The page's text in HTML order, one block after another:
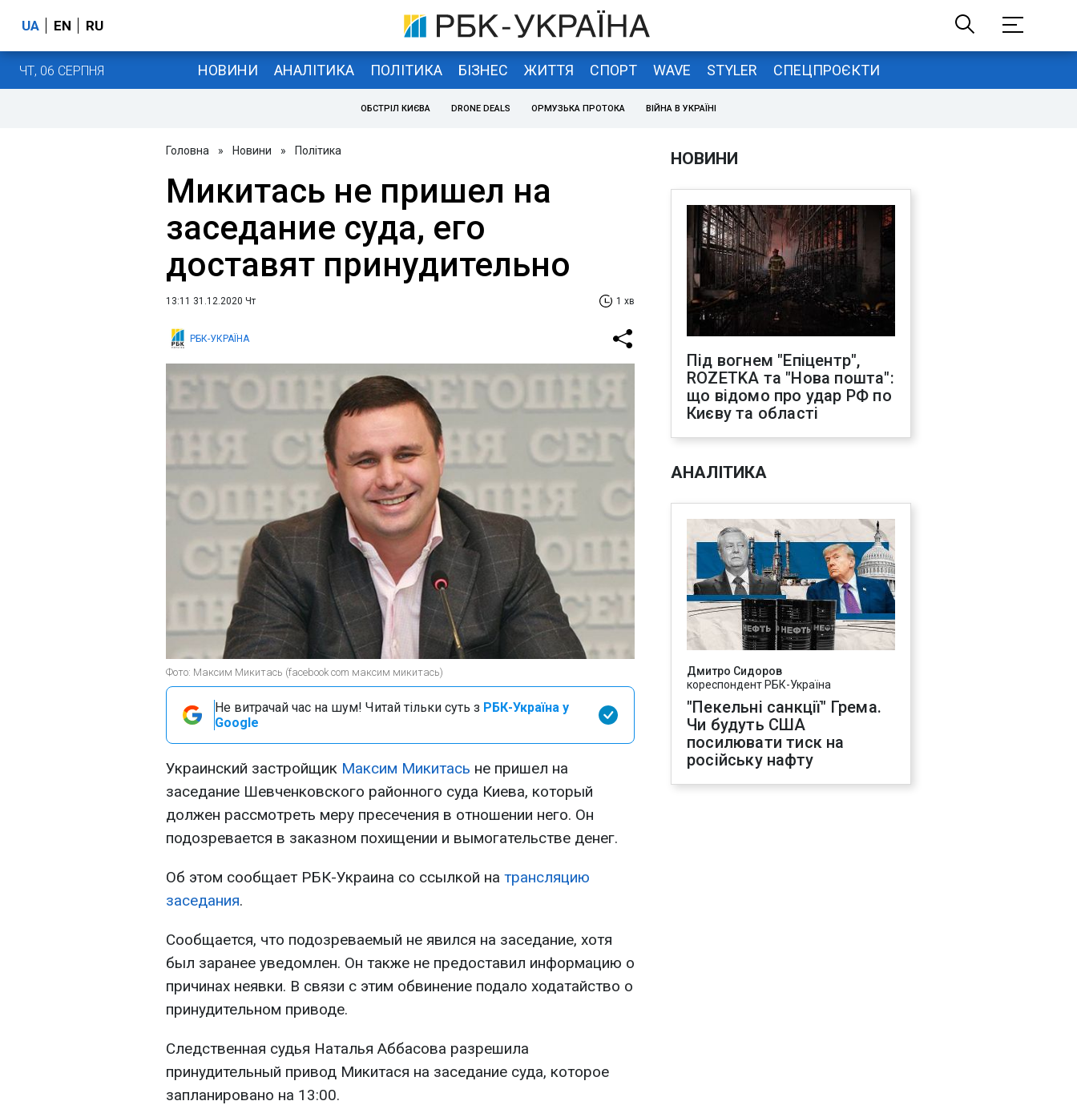
UA EN RU
ЧТ, 06 СЕРПНЯ НОВИНИ АНАЛІТИКА ПОЛІТИКА БІЗНЕС ЖИТТЯ СПОРТ WAVE STYLER СПЕЦПРОЄКТИ
ОБСТРІЛ КИЄВА DRONE DEALS ОРМУЗЬКА ПРОТОКА ВІЙНА В УКРАЇНІ
Головна » Новини » Політика
Микитась не пришел на
заседание суда, его
доставят принудительно
13:11 31.12.2020 Чт 1 хв
РБК-УКРАЇНА
Фото: Максим Микитась (facebook com максим микитась)
Не витрачай час на шум! Читай тільки суть з РБК-Україна у
Google
Украинский застройщик Максим Микитась не пришел на
заседание Шевченковского районного суда Киева, который
должен рассмотреть меру пресечения в отношении него. Он
подозревается в заказном похищении и вымогательстве денег.
Об этом сообщает РБК-Украина со ссылкой на трансляцию
заседания.
Сообщается, что подозреваемый не явился на заседание, хотя
был заранее уведомлен. Он также не предоставил информацию о
причинах неявки. В связи с этим обвинение подало ходатайство о
принудительном приводе.
Следственная судья Наталья Аббасова разрешила
принудительный привод Микитася на заседание суда, которое
запланировано на 13:00.
НОВИНИ
Під вогнем "Епіцентр",
ROZETKA та "Нова пошта":
що відомо про удар РФ по
Києву та області
АНАЛІТИКА
Дмитро Сидоров
кореспондент РБК-Україна
"Пекельні санкції" Грема.
Чи будуть США
посилювати тиск на
російську нафту